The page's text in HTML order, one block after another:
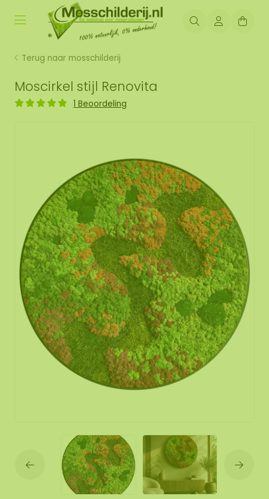
Terug naar mosschilderij
Moscirkel stijl Renovita
1 Beoordeling